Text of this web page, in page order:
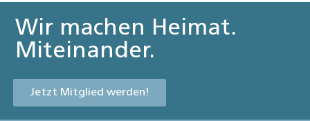
Wir machen Heimat.
Miteinander.
Jetzt Mitglied werden!